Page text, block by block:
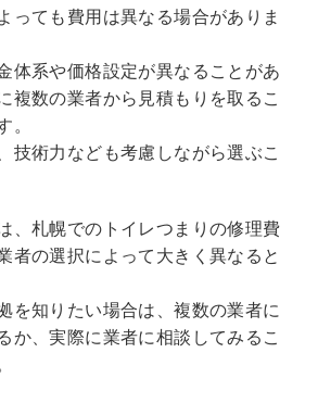
っても費用は異なる場合がありま
体系や価格設定が異なることがあ
複数の業者から見積もりを取るこ
。
技術力なども考慮しながら選ぶこ
、札幌でのトイレつまりの修理費
者の選択によって大きく異なると
を知りたい場合は、複数の業者に
か、実際に業者に相談してみるこ